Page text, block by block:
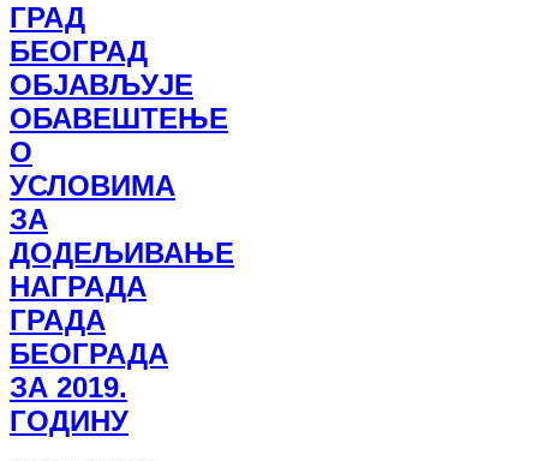
ГРАД
БЕОГРАД
ОБЈАВЉУЈЕ
ОБАВЕШТЕЊЕ
О
УСЛОВИМА
ЗА
ДОДЕЉИВАЊЕ
НАГРАДА
ГРАДА
БЕОГРАДА
ЗА 2019.
ГОДИНУ